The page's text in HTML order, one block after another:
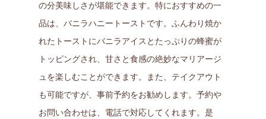
の分美味しさが堪能できます。特におすすめの一
品は、バニラハニートーストです。ふんわり焼か
れたトーストにバニラアイスとたっぷりの蜂蜜が
トッピングされ、甘さと食感の絶妙なマリアージ
ュを楽しむことができます。また、テイクアウト
も可能ですが、事前予約をお勧めします。予約や
お問い合わせは、電話で対応してくれます。是